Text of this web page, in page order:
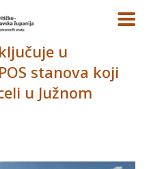
u
stanova koji
u Južnom